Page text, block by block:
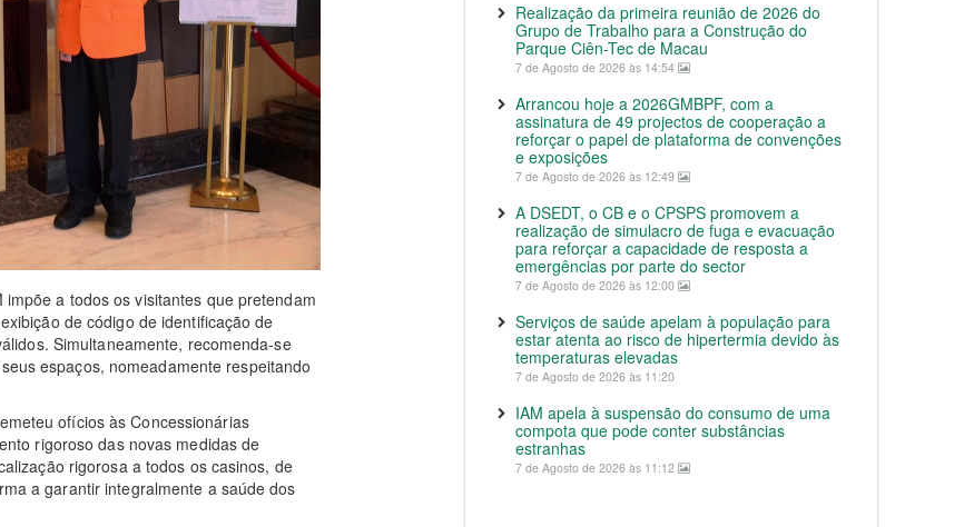
a todos os visitantes que pretendam
de código de identificação de
Simultaneamente, recomenda-se
espaços, nomeadamente respeitando
ofícios às Concessionárias
rigoroso das novas medidas de
rigorosa a todos os casinos, de
a garantir integralmente a saúde dos
Realização da primeira reunião de 2026 do
Grupo de Trabalho para a Construção do
Parque Ciên-Tec de Macau
7 de Agosto de 2026 às 14:54
Arrancou hoje a 2026GMBPF, com a
assinatura de 49 projectos de cooperação a
reforçar o papel de plataforma de convenções
e exposições
7 de Agosto de 2026 às 12:49
A DSEDT, o CB e o CPSPS promovem a
realização de simulacro de fuga e evacuação
para reforçar a capacidade de resposta a
emergências por parte do sector
7 de Agosto de 2026 às 12:00
Serviços de saúde apelam à população para
estar atenta ao risco de hipertermia devido às
temperaturas elevadas
7 de Agosto de 2026 às 11:20
IAM apela à suspensão do consumo de uma
compota que pode conter substâncias
estranhas
7 de Agosto de 2026 às 11:12